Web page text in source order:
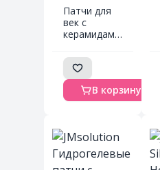
Патчи для
век с
керамидами,
аминокислотами
TRIMAY
(blue) Hydro
Lifting Gel
Eye Patch
30 шт.
лепестков
В корзину